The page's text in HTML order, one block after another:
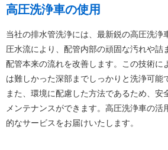
高圧洗浄車の使用
当社の排水管洗浄には、最新鋭の高圧洗浄
圧水流により、配管内部の頑固な汚れや詰
配管本来の流れを改善します。この技術に
は難しかった深部までしっかりと洗浄可能
また、環境に配慮した方法であるため、安
メンテナンスができます。高圧洗浄車の活
的なサービスをお届けいたします。